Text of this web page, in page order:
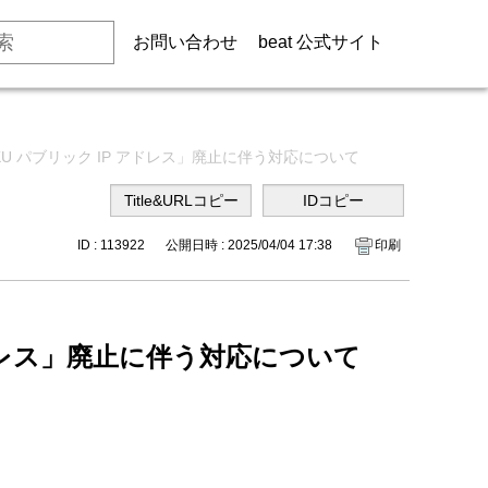
お問い合わせ beat 公式サイト
パブリック IP アドレス」廃止に伴う対応について
ID : 113922 公開日時 : 2025/04/04 17:38 印刷
」廃止に伴う対応について